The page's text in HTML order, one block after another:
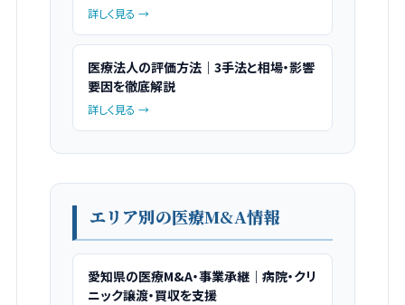
詳しく見る →
医療法人の評価方法｜3手法と相場・影響
要因を徹底解説
詳しく見る →
エリア別の医療M&A情報
愛知県の医療M&A・事業承継｜病院・クリ
ニック譲渡・買収を支援